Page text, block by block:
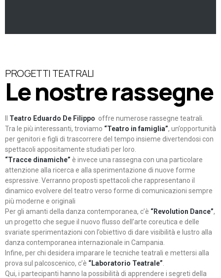
PROGETTI TEATRALI
Le nostre rassegne
Teatro Eduardo De Filippo offre numerose rassegne teatrali.
Tra le più interessanti, troviamo “Teatro in famiglia”, un’opportunità
per genitori e figli di trascorrere del tempo insieme divertendosi con
spettacoli appositamente studiati per loro.
“Tracce dinamiche” è invece una rassegna con una particolare
attenzione alla ricerca e alla sperimentazione di nuove forme
espressive. Verranno proposti spettacoli che rappresentano il
dinamico evolvere del teatro verso forme di comunicazioni sempre
più moderne e originali
Per gli amanti della danza contemporanea, c’è “Revolution Dance”,
un progetto che segue il nuovo flusso dell’arte coreutica e delle
svariate sperimentazioni con l’obiettivo di dare visibilità e lustro alla
danza contemporanea internazionale in Campania.
Infine, per chi desidera imparare le tecniche teatrali e mettersi alla
prova sul palcoscenico, c’è “Laboratorio Teatrale”
Qui, i partecipanti hanno la possibilità di apprendere i segreti della